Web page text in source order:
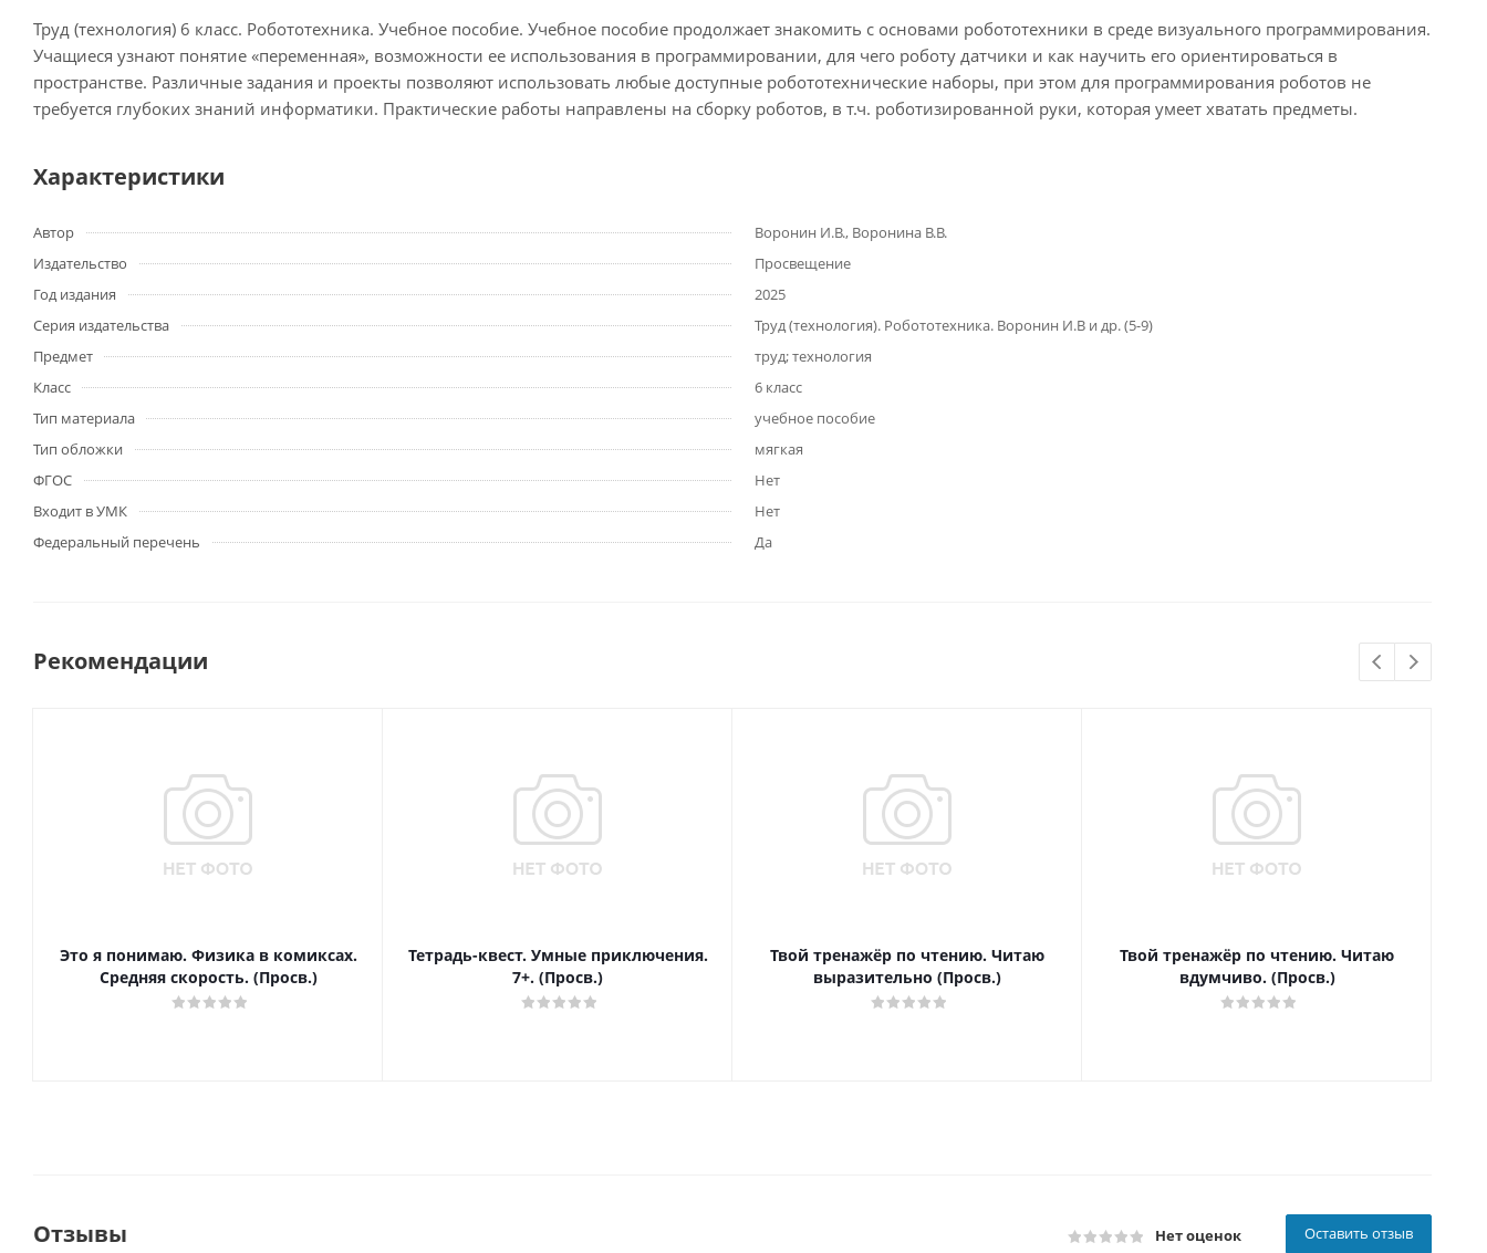
Труд (технология) 6 класс. Робототехника. Учебное пособие. Учебное пособие продолжает знакомить с основами робототехники в среде визуального программирования.
Учащиеся узнают понятие «переменная», возможности ее использования в программировании, для чего роботу датчики и как научить его ориентироваться в
пространстве. Различные задания и проекты позволяют использовать любые доступные робототехнические наборы, при этом для программирования роботов не
требуется глубоких знаний информатики. Практические работы направлены на сборку роботов, в т.ч. роботизированной руки, которая умеет хватать предметы.
Характеристики
Автор
Воронин И.В., Воронина В.В.
Издательство
Просвещение
Год издания
2025
Серия издательства
Труд (технология). Робототехника. Воронин И.В и др. (5-9)
Предмет
труд; технология
Класс
6 класс
Тип материала
учебное пособие
Тип обложки
мягкая
ФГОС
Нет
Входит в УМК
Нет
Федеральный перечень
Да
Рекомендации
Это я понимаю. Физика в комиксах.
Средняя скорость. (Просв.)
Тетрадь-квест. Умные приключения.
7+. (Просв.)
Твой тренажёр по чтению. Читаю
выразительно (Просв.)
Твой тренажёр по чтению. Читаю
вдумчиво. (Просв.)
Отзывы Нет оценок Оставить отзыв